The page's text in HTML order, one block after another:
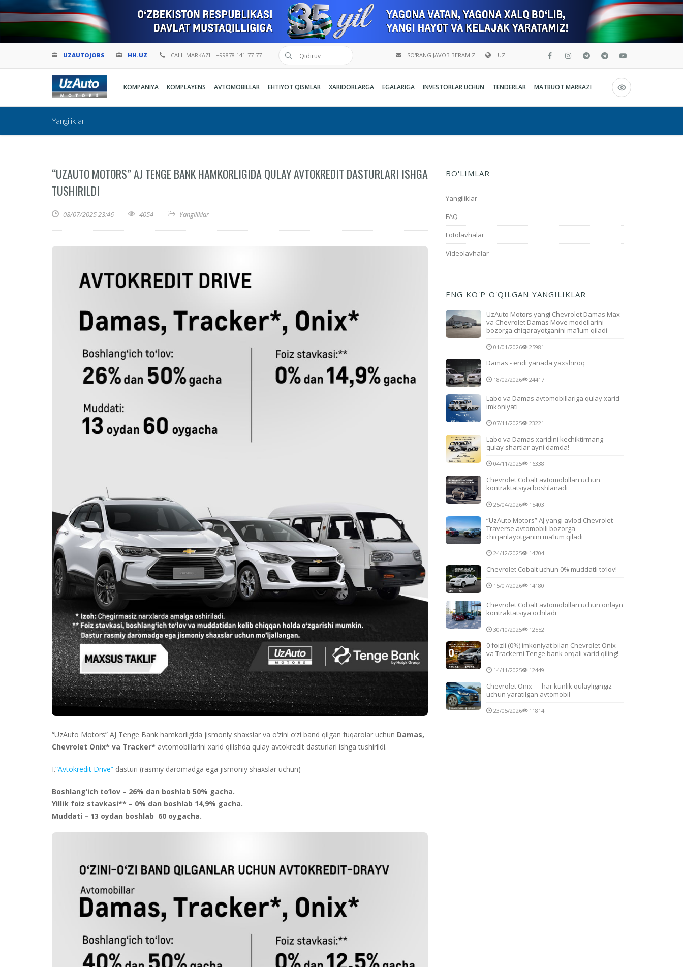
UZAUTOJOBS HH.UZ CALL-MARKAZI: +99878 141-77-77 UZ
O`zbekcha
English
SO'RANG JAVOB BERAMIZ
KOMPANIYA KOMPLAYENS AVTOMOBILLAR EHTIYOT QISMLAR XARIDORLARGA EGALARIGA INVESTORLAR UCHUN TENDERLAR MATBUOT MARKAZI
Yangiliklar
“UZAUTO MOTORS” AJ TENGE BANK HAMKORLIGIDA QULAY AVTOKREDIT DASTURLARI ISHGA
TUSHIRILDI
08/07/2025 23:46 4054 Yangiliklar
“UzAuto Motors” AJ Tenge Bank hamkorligida jismoniy shaxslar va o‘zini o‘zi band qilgan fuqarolar uchun Damas,
Chevrolet Onix* va Tracker* avtomobillarini xarid qilishda qulay avtokredit dasturlari ishga tushirildi.
I.“Avtokredit Drive” dasturi (rasmiy daromadga ega jismoniy shaxslar uchun)
Boshlang‘ich to‘lov – 26% dan boshlab 50% gacha.
Yillik foiz stavkasi** – 0% dan boshlab 14,9% gacha.
Muddati – 13 oydan boshlab 60 oygacha.
BO'LIMLAR
Yangiliklar
FAQ
Fotolavhalar
Videolavhalar
ENG KO'P O'QILGAN YANGILIKLAR
UzAuto Motors yangi Chevrolet Damas Max
va Chevrolet Damas Move modellarini
bozorga chiqarayotganini ma’lum qiladi
01/01/2026 25981
Damas - endi yanada yaxshiroq
18/02/2026 24417
Labo va Damas avtomobillariga qulay xarid
imkoniyati
07/11/2025 23221
Labo va Damas xaridini kechiktirmang -
qulay shartlar ayni damda!
04/11/2025 16338
Chevrolet Cobalt avtomobillari uchun
kontraktatsiya boshlanadi
25/04/2026 15403
“UzAuto Motors” AJ yangi avlod Chevrolet
Traverse avtomobili bozorga
chiqarilayotganini ma’lum qiladi
24/12/2025 14704
Chevrolet Cobalt uchun 0% muddatli to‘lov!
15/07/2026 14180
Chevrolet Cobalt avtomobillari uchun onlayn
kontraktatsiya ochiladi
30/10/2025 12552
0 foizli (0%) imkoniyat bilan Chevrolet Onix
va Trackerni Tenge bank orqali xarid qiling!
14/11/2025 12449
Chevrolet Onix — har kunlik qulayligingiz
uchun yaratilgan avtomobil
23/05/2026 11814